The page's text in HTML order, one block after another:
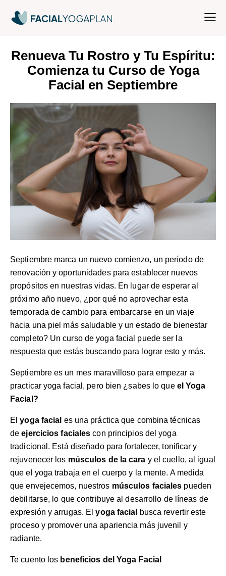
Renueva Tu Rostro y Tu Espíritu:
Comienza tu Curso de Yoga
Facial en Septiembre
Septiembre marca un nuevo comienzo, un período de
renovación y oportunidades para establecer nuevos
propósitos en nuestras vidas. En lugar de esperar al
próximo año nuevo, ¿por qué no aprovechar esta
temporada de cambio para embarcarse en un viaje
hacia una piel más saludable y un estado de bienestar
completo? Un curso de yoga facial puede ser la
respuesta que estás buscando para lograr esto y más.
Septiembre es un mes maravilloso para empezar a
practicar yoga facial, pero bien ¿sabes lo que el Yoga
Facial?
Elyoga facial es una práctica que combina técnicas
deejercicios faciales con principios del yoga
tradicional. Está diseñado para fortalecer, tonificar y
rejuvenecer los músculos de la cara y el cuello, al igual
que el yoga trabaja en el cuerpo y la mente. A medida
que envejecemos, nuestros músculos faciales pueden
debilitarse, lo que contribuye al desarrollo de líneas de
expresión y arrugas. Elyoga facial
busca revertir este
proceso y promover una apariencia más juvenil y
radiante.
Te cuento los beneficios del Yoga Facial